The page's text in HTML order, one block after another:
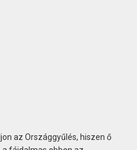
az Országgyűlés, hiszen ő